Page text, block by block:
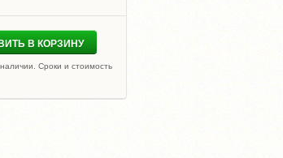
В КОРЗИНУ
Сроки и стоимость